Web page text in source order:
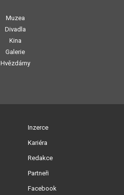
Muzea
Divadla
Kina
Galerie
Hvězdárny
Inzerce
Kariéra
Redakce
Partneři
Facebook